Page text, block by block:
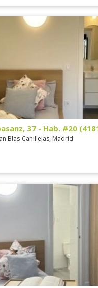
37 - Hab. #20
Blas-Canillejas, Madrid